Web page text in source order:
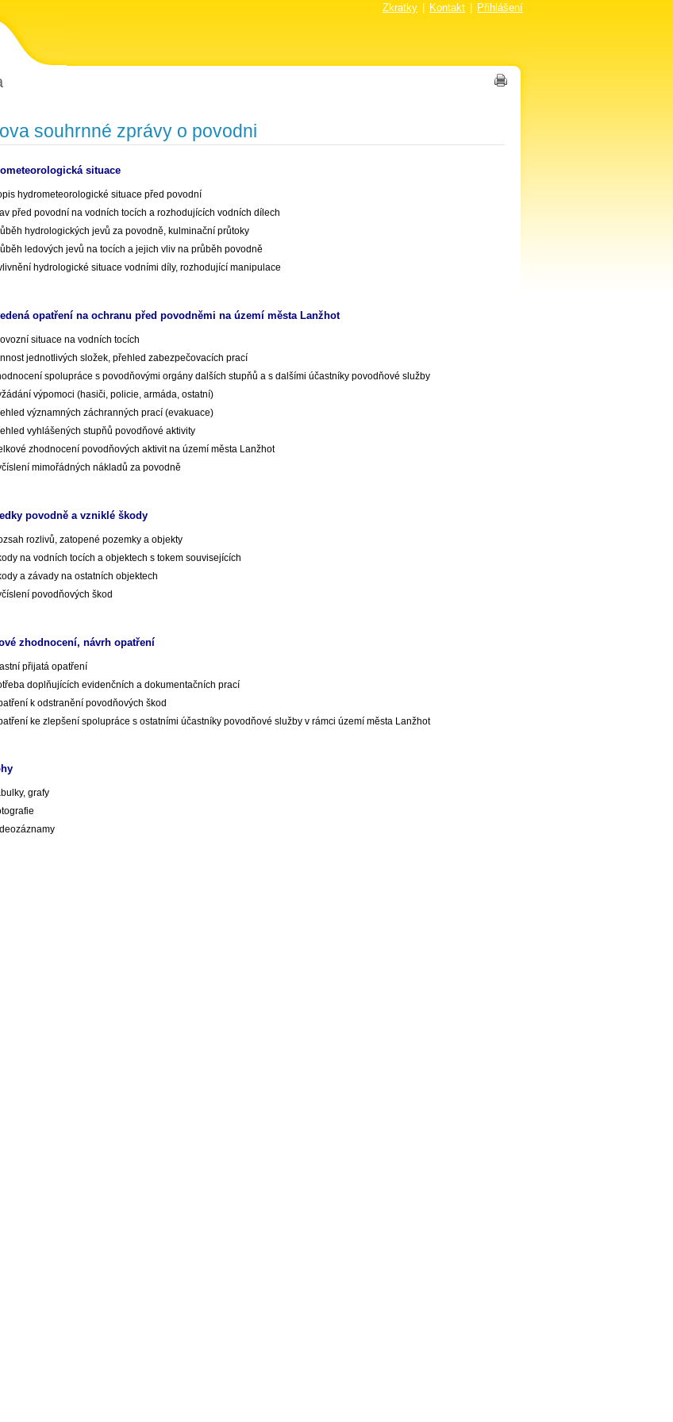
Zkratky Kontakt Přihlášení
souhrnné zprávy o povodni
situace
hydrometeorologické situace před povodní
před povodní na vodních tocích a rozhodujících vodních dílech
hydrologických jevů za povodně, kulminační průtoky
ledových jevů na tocích a jejich vliv na průběh povodně
hydrologické situace vodními díly, rozhodující manipulace
opatření na ochranu před povodněmi na území města Lanžhot
situace na vodních tocích
jednotlivých složek, přehled zabezpečovacích prací
spolupráce s povodňovými orgány dalších stupňů a s dalšími účastníky povodňové služby
výpomoci (hasiči, policie, armáda, ostatní)
významných záchranných prací (evakuace)
vyhlášených stupňů povodňové aktivity
zhodnocení povodňových aktivit na území města Lanžhot
mimořádných nákladů za povodně
povodně a vzniklé škody
rozlivů, zatopené pozemky a objekty
na vodních tocích a objektech s tokem souvisejících
a závady na ostatních objektech
povodňových škod
zhodnocení, návrh opatření
přijatá opatření
doplňujících evidenčních a dokumentačních prací
k odstranění povodňových škod
ke zlepšení spolupráce s ostatními účastníky povodňové služby v rámci území města Lanžhot
grafy